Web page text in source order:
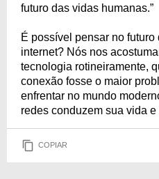
futuro das vidas humanas.”
É possível pensar no
internet? Nós nos
tecnologia rotineiramente,
conexão fosse o maior
enfrentar no mundo
redes conduzem sua vida
COPIAR